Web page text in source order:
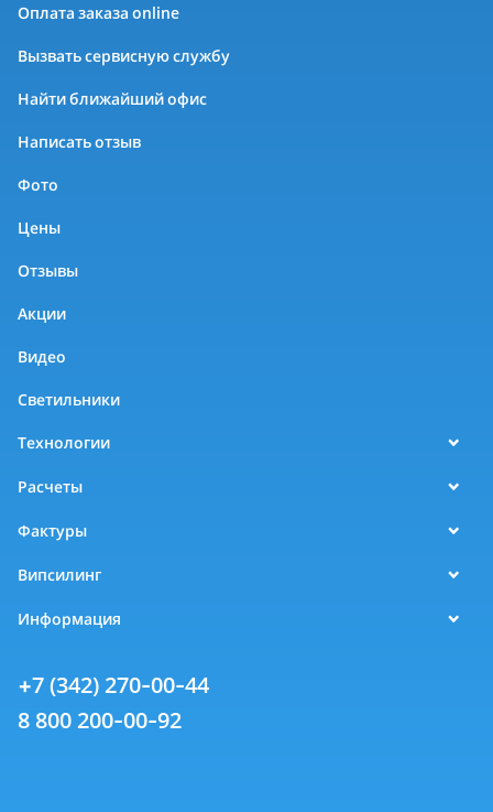
Оплата заказа online
Вызвать сервисную службу
Найти ближайший офис
Написать отзыв
Фото
Цены
Отзывы
Акции
Видео
Светильники
Технологии
Расчеты
Фактуры
Випсилинг
Информация
+7 (342) 270-00-44
8 800 200-00-92